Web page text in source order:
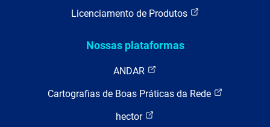
Licenciamento de Produtos
Nossas plataformas
ANDAR
Cartografias de Boas Práticas da Rede
hector